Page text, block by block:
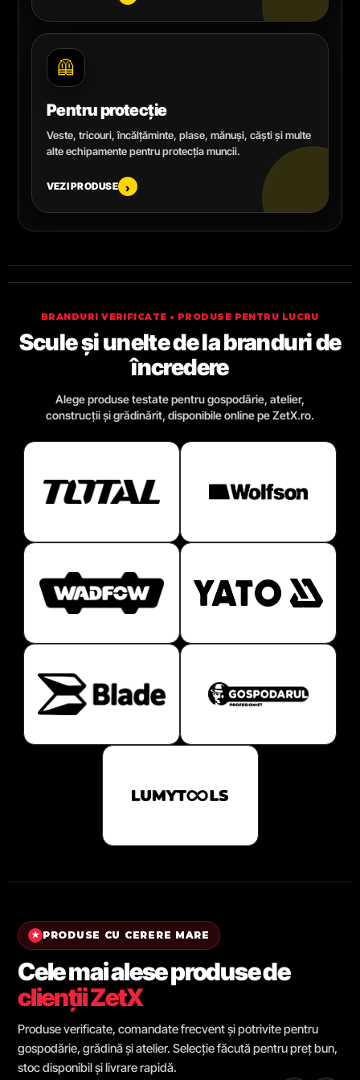
🦺
Pentru protecție
Veste, tricouri, încălțăminte, plase, mănuși, căști și multe
alte echipamente pentru protecția muncii.
VEZI PRODUSE ›
BRANDURI VERIFICATE • PRODUSE PENTRU LUCRU
Scule și unelte de la branduri de
încredere
Alege produse testate pentru gospodărie, atelier,
construcții și grădinărit, disponibile online pe ZetX.ro.
★ PRODUSE CU CERERE MARE
Cele mai alese produse de
clienții ZetX
Produse verificate, comandate frecvent și potrivite pentru
gospodărie, grădină și atelier. Selecție făcută pentru preț bun,
stoc disponibil și livrare rapidă.